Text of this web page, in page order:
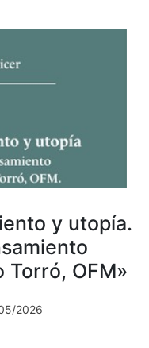
y utopía.
OFM»
2026